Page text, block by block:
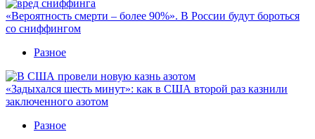
«Вероятность смерти – более 90%». В России будут бороться
со сниффингом
Разное
«Задыхался шесть минут»: как в США второй раз казнили
заключенного азотом
Разное